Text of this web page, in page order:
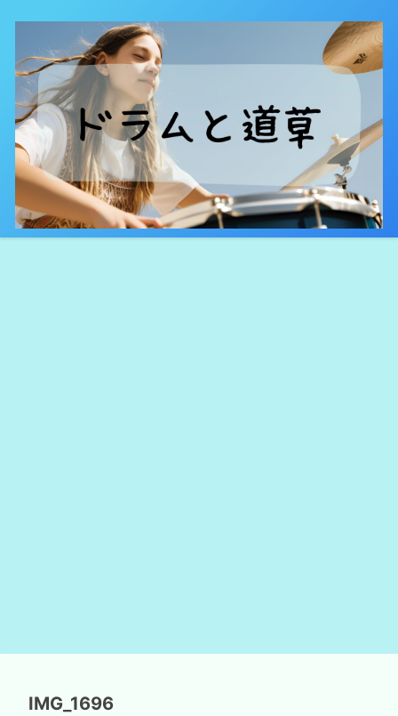
IMG_1696